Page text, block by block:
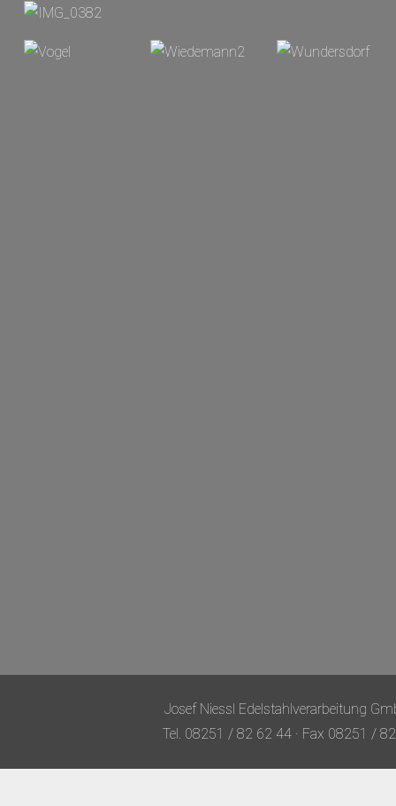
Josef Niessl Edelstahlverarbeitung
Tel. 08251 / 82 62 44 · Fax 08251 /